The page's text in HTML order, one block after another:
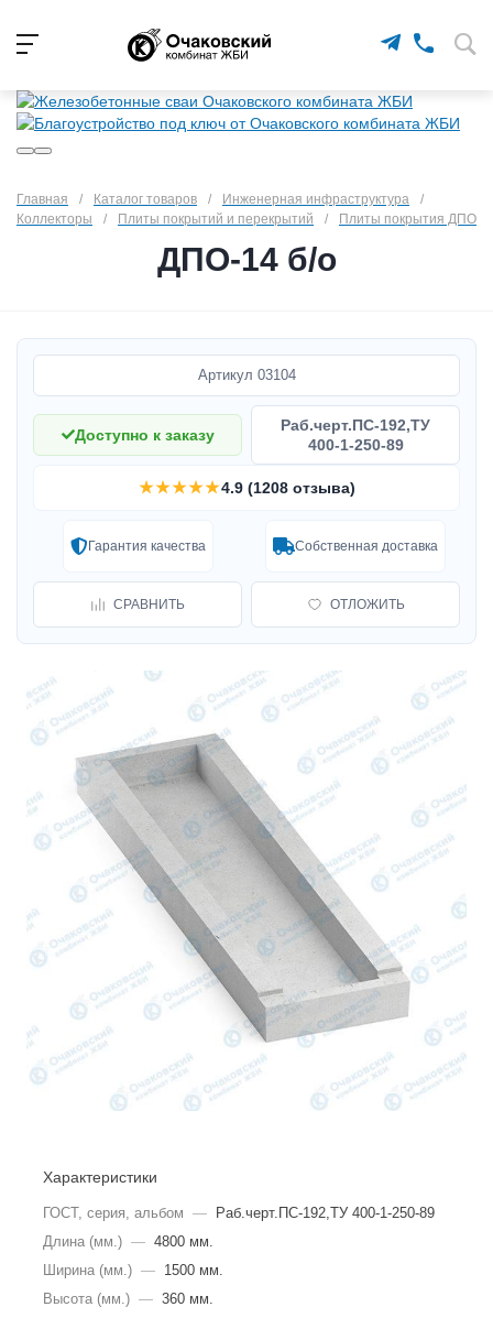
Главная / Каталог товаров / Инженерная инфраструктура
/
Коллекторы
/ Плиты покрытий и перекрытий / Плиты покрытия ДПО
ДПО-14 б/о
Артикул 03104
Доступно к заказу
Раб.черт.ПС-192,ТУ
400-1-250-89
★★★★★4.9 (1208 отзыва)
Гарантия качества Собственная доставка
СРАВНИТЬ ОТЛОЖИТЬ
Характеристики
ГОСТ, серия, альбом —
Раб.черт.ПС-192,ТУ 400-1-250-89
Длина (мм.) — 4800 мм.
Ширина (мм.) — 1500 мм.
Высота (мм.) — 360 мм.